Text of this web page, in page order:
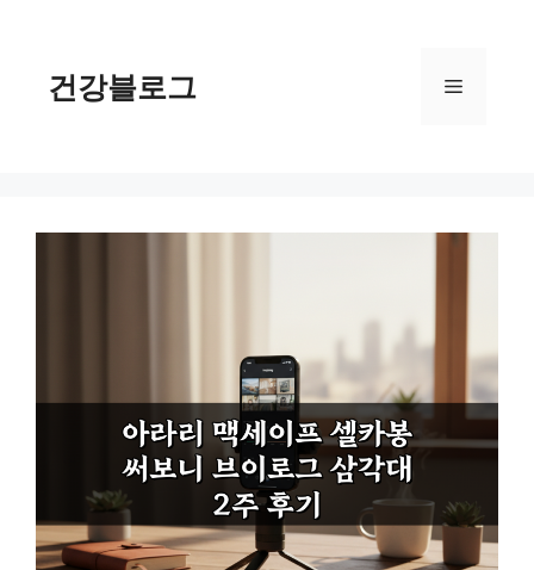
건강블로그 메